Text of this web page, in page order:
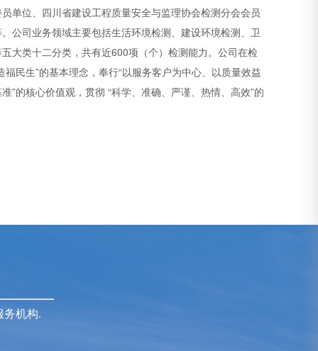
单位、四川省建设工程质量安全与监理协会检测分会会员
公司业务领域主要包括生活环境检测、建设环境检测、卫
大类十二分类，共有近600项（个）检测能力。公司在检
民生”的基本理念，奉行“以服务客户为中心、以质量效益
”的核心价值观，贯彻 “科学、准确、严谨、热情、高效”的
务机构.